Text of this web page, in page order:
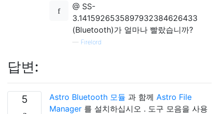
@ SS-
3.1415926535897932384626433
(Bluetooth)가 얼마나 빨랐습니까?
— Firelord
답변:
5 Astro Bluetooth 모듈 과 함께 Astro File
Manager 를 설치하십시오 . 도구 모음을 사용